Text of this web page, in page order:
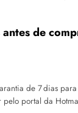
de
de 7 dias
pelo portal da